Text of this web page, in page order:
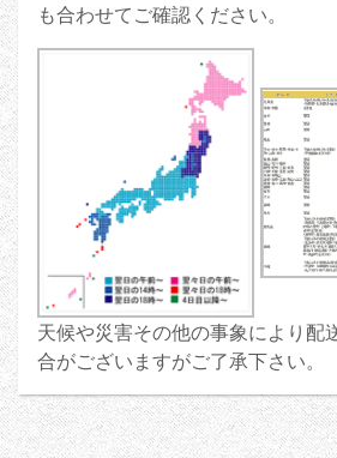
も合わせてご確認ください。
天候や災害その他の事象により配
合がございますがご了承下さい。